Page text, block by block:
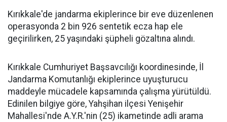
Kırıkkale'de jandarma ekiplerince bir eve düzenlenen
operasyonda 2 bin 926 sentetik ecza hap ele
geçirilirken, 25 yaşındaki şüpheli gözaltına alındı.
Kırıkkale Cumhuriyet Başsavcılığı koordinesinde, İl
Jandarma Komutanlığı ekiplerince uyuşturucu
maddeyle mücadele kapsamında çalışma yürütüldü.
Edinilen bilgiye göre, Yahşihan ilçesi Yenişehir
Mahallesi'nde A.Y.R.'nin (25) ikametinde adli arama